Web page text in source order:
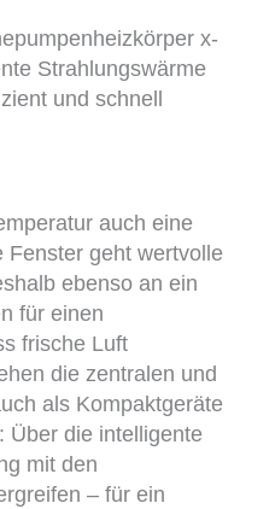
x-
Strahlungswärme
und schnell
auch eine
Fenster geht wertvolle
ebenso an ein
für einen
frische Luft
die zentralen und
als Kompaktgeräte
Über die intelligente
mit den
– für ein